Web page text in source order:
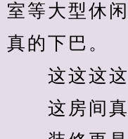
室等大型休
真的下巴。
这这这
这房间真